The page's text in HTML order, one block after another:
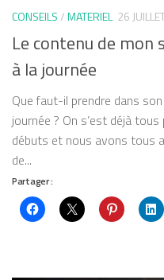
CONSEILS/MATERIEL 26
Le contenu de mon
à la journée
Que faut-il prendre dans
journée ? On s’est déjà
débuts et nous avons tous
de...
Partager :